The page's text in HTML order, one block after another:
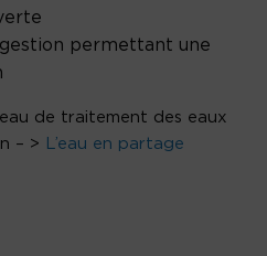
gestion permettant une
de traitement des eaux
– >
L’eau en partage